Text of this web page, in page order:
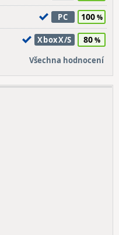
PC 100
XboxX/S 80
Všechna hodnocení